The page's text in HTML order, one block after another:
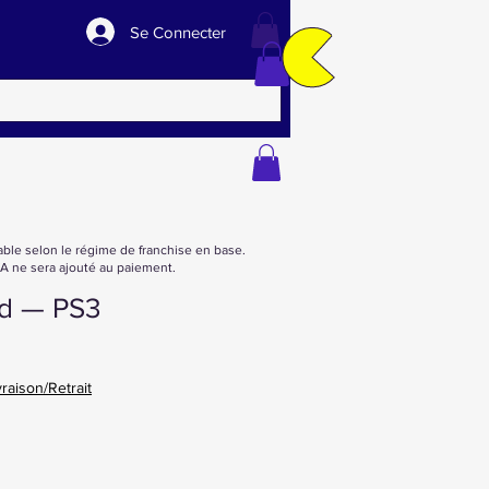
Se Connecter
— PS3
Retrait
selon le régime de franchise en base.
ne sera ajouté au paiement.